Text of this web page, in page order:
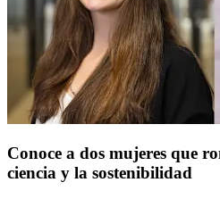
Conoce a dos mujeres que
ciencia y la sostenibilidad